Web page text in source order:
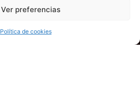
Ver preferencias
Política de cookies